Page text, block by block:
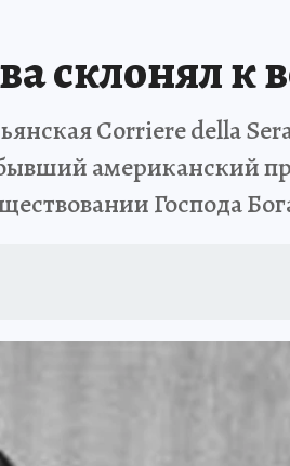
склонял к
Corriere della
американский
Господа